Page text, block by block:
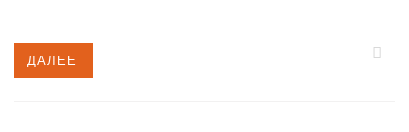
ДАЛЕЕ